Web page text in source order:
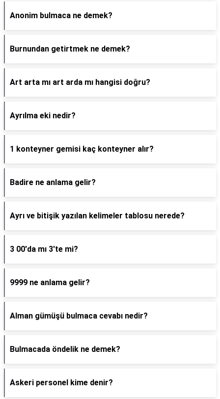
Anonim bulmaca ne demek?
Burnundan getirtmek ne demek?
Art arta mı art arda mı hangisi doğru?
Ayrılma eki nedir?
1 konteyner gemisi kaç konteyner alır?
Badire ne anlama gelir?
Ayrı ve bitişik yazılan kelimeler tablosu nerede?
3 00'da mı 3'te mi?
9999 ne anlama gelir?
Alman gümüşü bulmaca cevabı nedir?
Bulmacada öndelik ne demek?
Askeri personel kime denir?